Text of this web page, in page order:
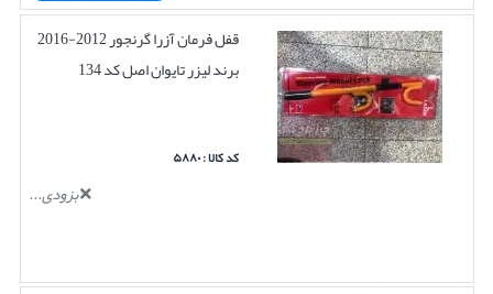
قفل فرمان آزرا گرنجور 2012-2016
برند لیزر تایوان اصل کد 134
کد کالا : ۵۸۸۰
بزودی...